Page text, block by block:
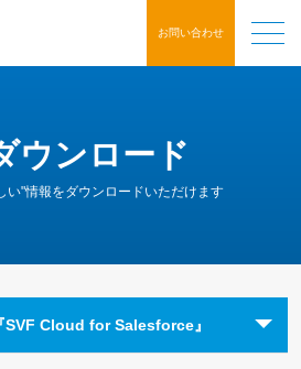
お問い合わせ
ウンロード
い"情報をダウンロードいただけます
SVF Cloud for Salesforce』